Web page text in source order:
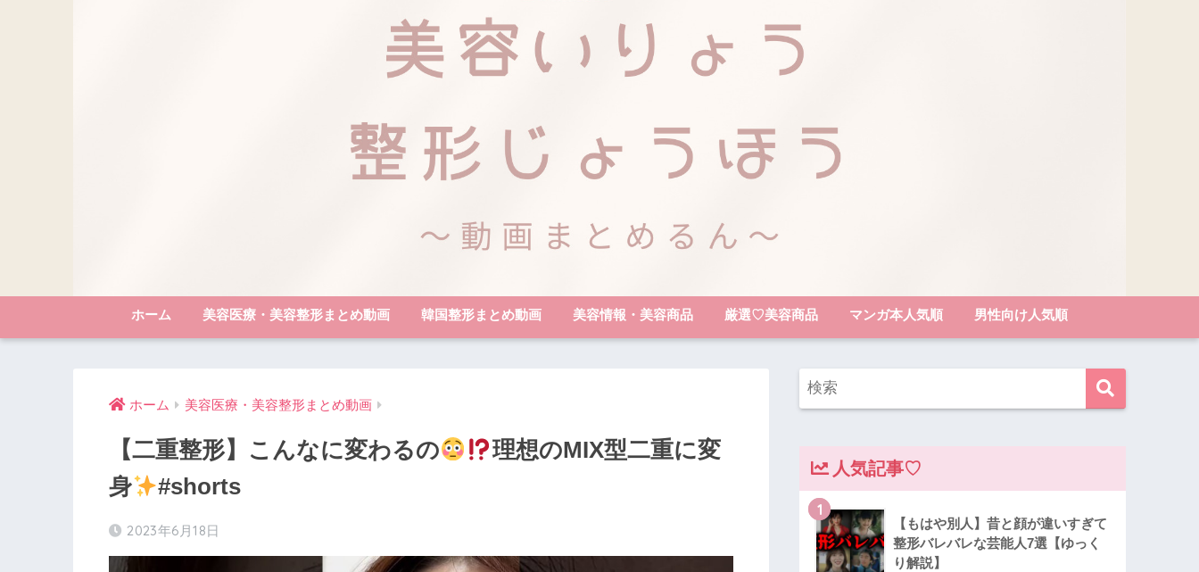
ホーム 美容医療・美容整形まとめ動画 韓国整形まとめ動画 美容情報・美容商品 厳選♡美容商品 マンガ本人気順 男性向け人気順
ホーム 美容医療・美容整形まとめ動画
【二重整形】こんなに変わるの
理想のMIX型二重に変
身
#shorts
2023年6月18日
人気記事♡
1
【もはや別人】昔と顔が違いすぎて
整形バレバレな芸能人7選【ゆっく
り解説】